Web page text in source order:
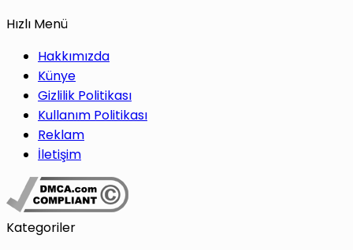
Hızlı Menü
Hakkımızda
Künye
Gizlilik Politikası
Kullanım Politikası
Reklam
İletişim
Kategoriler